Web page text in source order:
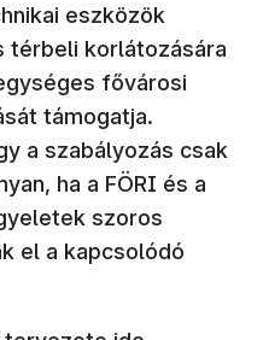
eszközök
térbeli korlátozására
fővárosi
támogatja.
a szabályozás csak
ha a FÖRI és a
szoros
el a kapcsolódó